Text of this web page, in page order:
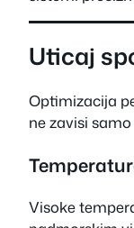
Uticaj
Optimizacija
ne zavisi
Visoke